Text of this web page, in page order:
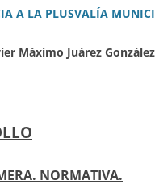
A LA PLUSVALÍA
Máximo Juárez
NORMATIVA.